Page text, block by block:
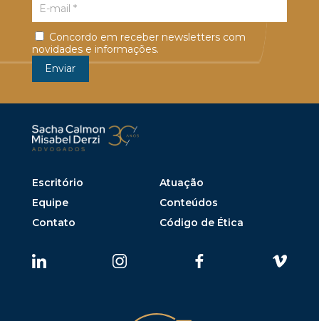
Concordo em receber newsletters com
novidades e informações.
Escritório
Atuação
Equipe
Conteúdos
Contato
Código de Ética